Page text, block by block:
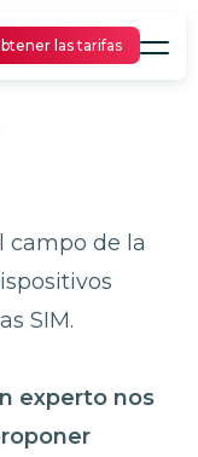
las tarifas
campo de la
SIM.
experto nos